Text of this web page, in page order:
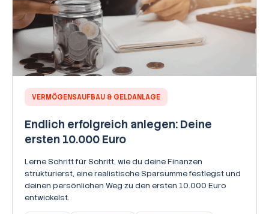
VERMÖGENSAUFBAU & GELDANLAGE
Endlich erfolgreich anlegen: Deine
ersten 10.000 Euro
Lerne Schritt für Schritt, wie du deine Finanzen
strukturierst, eine realistische Sparsumme festlegst und
deinen persönlichen Weg zu den ersten 10.000 Euro
entwickelst.